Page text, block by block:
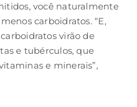
você naturalmente
carboidratos. “E,
virão de
e tubérculos, que
e minerais”,